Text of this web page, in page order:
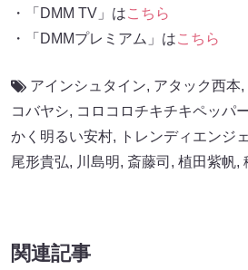
・「DMM TV」はこちら
・「DMMプレミアム」はこちら
アインシュタイン, アタック西本,
コバヤシ, コロコロチキチキペッパ
かく明るい安村, トレンディエンジ
尾形貴弘, 川島明, 斎藤司 , 植田紫帆,
関連記事